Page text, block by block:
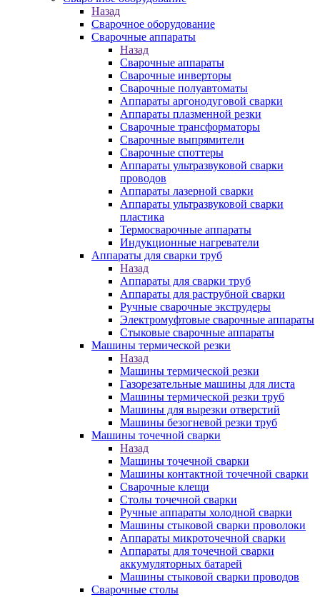
Назад
Сварочное оборудование
Сварочные аппараты
Назад
Сварочные аппараты
Сварочные инверторы
Сварочные полуавтоматы
Аппараты аргонодуговой сварки
Аппараты плазменной резки
Сварочные трансформаторы
Сварочные выпрямители
Сварочные споттеры
Аппараты ультразвуковой сварки
проводов
Аппараты лазерной сварки
Аппараты ультразвуковой сварки
пластика
Термосварочные аппараты
Индукционные нагреватели
Аппараты для сварки труб
Назад
Аппараты для сварки труб
Аппараты для раструбной сварки
Ручные сварочные экструдеры
Электромуфтовые сварочные аппараты
Стыковые сварочные аппараты
Машины термической резки
Назад
Машины термической резки
Газорезательные машины для листа
Машины термической резки труб
Машины для вырезки отверстий
Машины безогневой резки труб
Машины точечной сварки
Назад
Машины точечной сварки
Машины контактной точечной сварки
Сварочные клещи
Столы точечной сварки
Ручные аппараты холодной сварки
Машины стыковой сварки проволоки
Аппараты микроточечной сварки
Аппараты для точечной сварки
аккумуляторных батарей
Машины стыковой сварки проводов
Сварочные столы